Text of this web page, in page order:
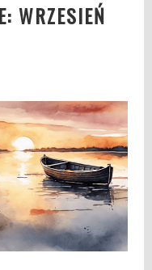
WRZESIEŃ